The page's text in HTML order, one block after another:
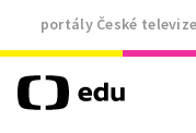
portály České televize